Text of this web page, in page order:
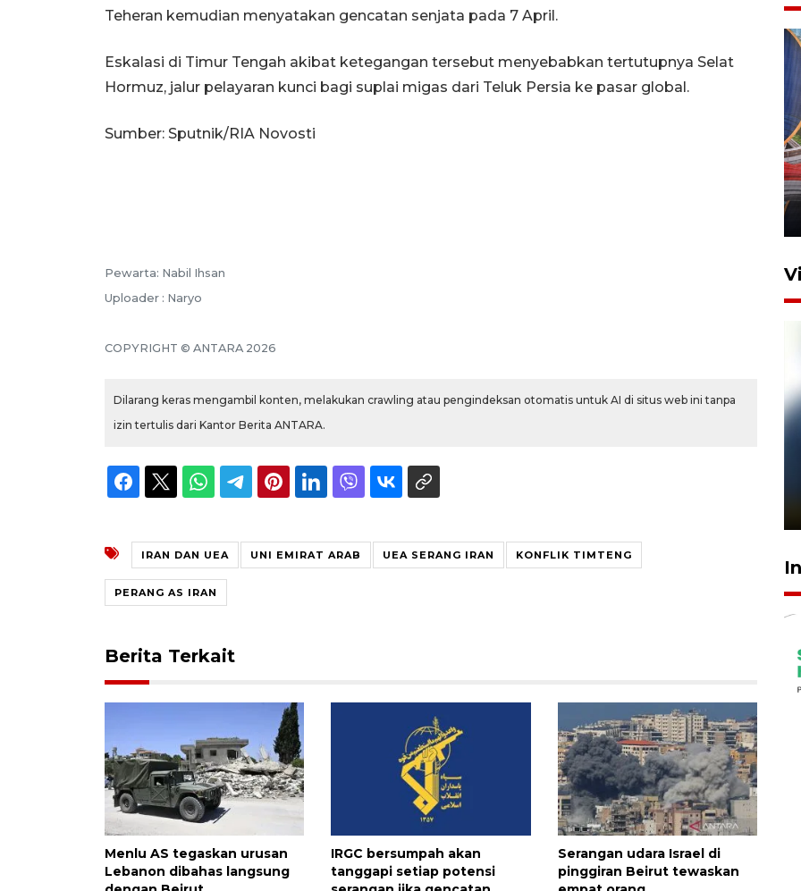
Teheran kemudian menyatakan gencatan senjata pada 7 April.
Eskalasi di Timur Tengah akibat ketegangan tersebut menyebabkan tertutupnya Selat
Hormuz, jalur pelayaran kunci bagi suplai migas dari Teluk Persia ke pasar global.
Sumber: Sputnik/RIA Novosti
Pewarta: Nabil Ihsan
Uploader : Naryo
COPYRIGHT © ANTARA 2026
Dilarang keras mengambil konten, melakukan crawling atau pengindeksan otomatis untuk AI di situs web ini tanpa
izin tertulis dari Kantor Berita ANTARA.
IRAN DAN UEA UNI EMIRAT ARAB UEA SERANG IRAN KONFLIK TIMTENG
PERANG AS IRAN
Berita Terkait
Menlu AS tegaskan urusan
Lebanon dibahas langsung
IRGC bersumpah akan
tanggapi setiap potensi
Serangan udara Israel di
pinggiran Beirut tewaskan